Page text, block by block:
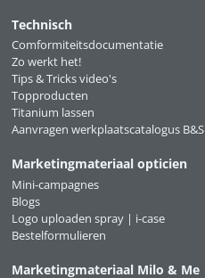
Technisch
Comformiteitsdocumentatie
Zo werkt het!
Tips & Tricks video's
Topproducten
Titanium lassen
Aanvragen werkplaatscatalogus B&S
Marketingmateriaal opticien
Mini-campagnes
Blogs
Logo uploaden spray | i-case
Bestelformulieren
Marketingmateriaal Milo & Me